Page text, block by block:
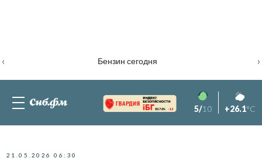
Бензин сегодня
‹ ›
82.76% -1.2 5/10 +26.1°C
21.05.2026 06:30